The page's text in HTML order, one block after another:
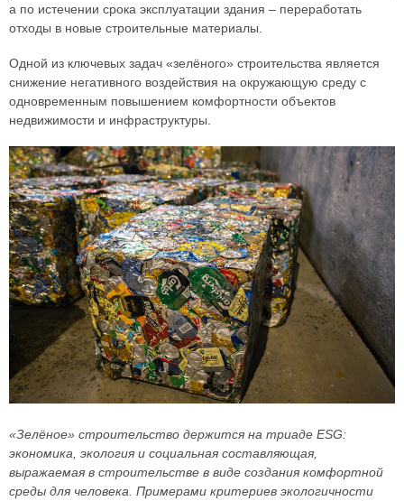
а по истечении срока эксплуатации здания – переработать
отходы в новые строительные материалы.
Одной из ключевых задач «зелёного» строительства является
снижение негативного воздействия на окружающую среду с
одновременным повышением комфортности объектов
недвижимости и инфраструктуры.
«Зелёное» строительство держится на триаде ESG:
экономика, экология и социальная составляющая,
выражаемая в строительстве в виде создания комфортной
среды для человека. Примерами критериев экологичности